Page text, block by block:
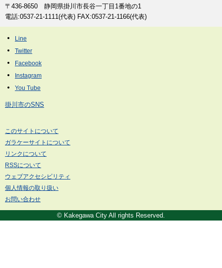
〒436-8650 静岡県掛川市長谷一丁目1番地の1
電話:0537-21-1111(代表) FAX:0537-21-1166(代表)
掛川市のSNS
このサイトについて
ガラケーサイトについて
リンクについて
RSSについて
ウェブアクセシビリティ
個人情報の取り扱い
お問い合わせ
© Kakegawa City All rights Reserved.